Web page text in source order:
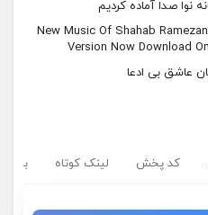
نوا صدا آماده کردیم
New Music Of Shahab
Version Now Download
کد پخش لینک کوتاه